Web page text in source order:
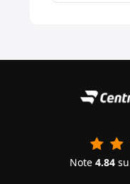
Note 4.84